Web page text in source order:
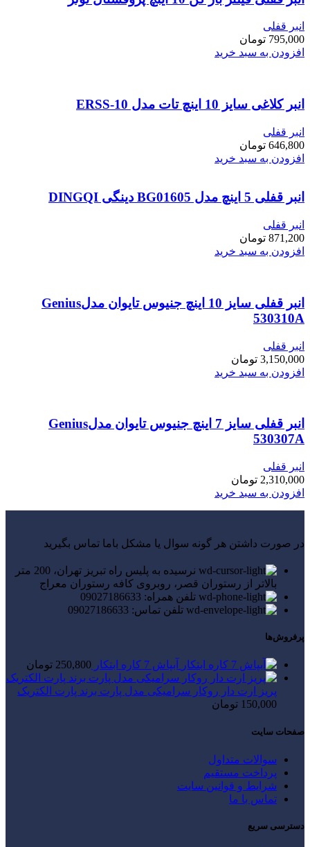
انبر قفلی
795,000 تومان
افزودن به سبد خرید
انبر کلاغی سایز 10 اینچ تات مدل ERSS-10
انبر قفلی
646,800 تومان
افزودن به سبد خرید
انبر قفلی 5 اینچ مدل BG01605 دینگی DINGQI
انبر قفلی
871,200 تومان
افزودن به سبد خرید
انبر قفلی سایز 10 اینچ جنیوس تایوان مدلGenius
530310A
انبر قفلی
3,150,000 تومان
افزودن به سبد خرید
انبر قفلی سایز 7 اینچ جنیوس تایوان مدلGenius
530307A
انبر قفلی
2,310,000 تومان
افزودن به سبد خرید
در صورت داشتن هر گونه سوال یا مشکل باما تماس بگیرید
نرسیده به پلیس راه تبریز تهران، 200 متر
بالاتر از رستوران قصر، روبروی کافه رستوران معراج
تلفن همراه: 09027186633
تلفن تماس: 09027186633
پرفروش‌ها
آبپاش 7 کاره ابتکار 250,800 تومان
پریز ارت دار روکار سرامیکی مدل پارت برند پارت الکتریک
150,000 تومان
صفحات سایت
سوالات متداول
پرداخت مستقیم
شرایط و قوانین سایت
تماس با ما
دسترسی سریع